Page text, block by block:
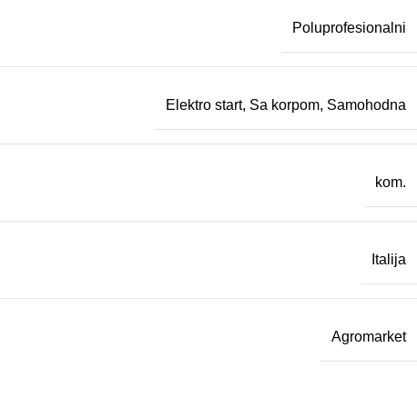
Poluprofesionalni
Elektro start, Sa korpom, Samohodna
kom.
Italija
Agromarket